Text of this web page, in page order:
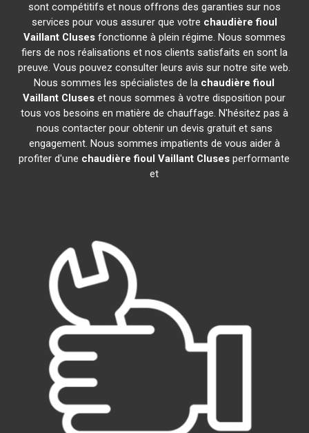
sont compétitifs et nous offrons des garanties sur nos
services pour vous assurer que votre chaudière fioul
Vaillant Clusesfonctionne à plein régime. Nous sommes
fiers de nos réalisations et nos clients satisfaits en sont la
preuve. Vous pouvez consulter leurs avis sur notre site web.
Nous sommes les spécialistes de la chaudière fioul
Vaillant Cluses et nous sommes à votre disposition pour
tous vos besoins en matière de chauffage. N'hésitez pas à
nous contacter pour obtenir un devis gratuit et sans
engagement. Nous sommes impatients de vous aider à
profiter d'une chaudière fioul Vaillant Cluses performante
et